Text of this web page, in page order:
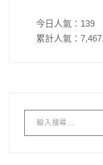
今日人氣： 139
累計人氣：